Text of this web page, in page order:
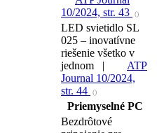
10/2024, str. 43
()
LED svietidlo SL
025 – inovatívne
riešenie všetko v
jednom |
ATP
Journal 10/2024,
str. 44
()
Priemyselné PC
Bezdrôtové